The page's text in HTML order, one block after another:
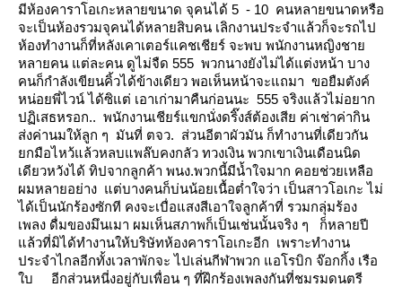
มีห้องคาราโอเกะหลายขนาด จุคนได้ 5 - 10 คนหลายขนาดหรือ
จะเป็นห้องรวมจุคนได้หลายสิบคน เลิกงานประจำแล้วก็จะรถไป
ห้องทำงานก็ที่หลังเคาเตอร์แคชเชียร์ จะพบ พนักงานหญิงชา
หลายคน แต่ละคน ดูไม่จืด 555 พวกนางยังไม่ได้แต่งหน้า บาง
คนก็กำลังเขียนคิ้วได้ข้างเดียว พอเห็นหน้าจะแถมา ขอยืมตังค์
หน่อยพี่ไวน์ ได้ซิแต่ เอาเก่ามาคืนก่อนนะ 555 จริงแล้วไม่อยาก
ปฏิเสธหรอก.. พนักงานเชียร์แขกนั่งดริ๊งส์ต้องเสีย ค่าเช่าค่ากิน
ส่งค่านมให้ลูก ๆ มันที่ ตจว. ส่วนอีตาผัวมัน ก็ทำงานที่เดียวกัน
กมือไหว้แล้วหลบแพล๊บคงกลัว ทวงเงิน พวกเขาเงินเดือนนิด
เดียวหวังได้ ทิปจากลูกค้า พนง.พวกนี้มีน้ำใจมาก คอยช่วยเหลือ
ผมหลายอย่าง แต่บางคนก็บ่นน้อยเนื้อต่ำใจว่า เป็นสาวโอเกะ ไม่
ได้เป็นนักร้องซักที คงจะเบื่อแสงสีเอาใจลูกค้าที่ รวมกลุ่มร้อง
เพลง ดื่มของมึนเมา ผมเห็นสภาพก็เป็นเช่นนั้นจริง ๆ
ก็หลายปี
ล้วที่มิได้ทำงานให้บริษัทห้องคาราโอเกะอีก เพราะทำงาน
ประจำไกลอีกทั้งเวลาพักจะ ไปเล่นกีฬาพวก แอโรบิก จ๊อกกิ้ง เรือ
บ
อีกส่วนหนี่งอยู่กับเพื่อน ๆ ที่ฝึกร้องเพลงกันที่ชมรมดนตรี